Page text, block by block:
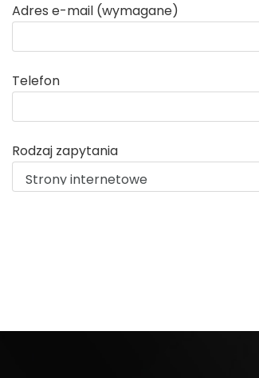
Adres e-mail (wymagane)
Telefon
Rodzaj zapytania